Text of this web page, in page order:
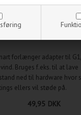
forlænger adapter til
Bruges f.eks. til at lave
ned til hardware hvor
ellers vil støde på.
49,95 DKK